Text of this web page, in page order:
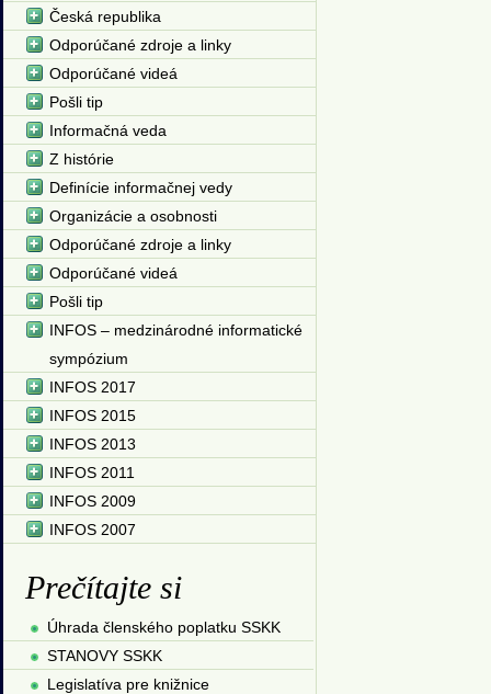
Česká republika
Odporúčané zdroje a linky
Odporúčané videá
Pošli tip
Informačná veda
Z histórie
Definície informačnej vedy
Organizácie a osobnosti
Odporúčané zdroje a linky
Odporúčané videá
Pošli tip
INFOS – medzinárodné informatické
sympózium
INFOS 2017
INFOS 2015
INFOS 2013
INFOS 2011
INFOS 2009
INFOS 2007
Prečítajte si
Úhrada členského poplatku SSKK
STANOVY SSKK
Legislatíva pre knižnice